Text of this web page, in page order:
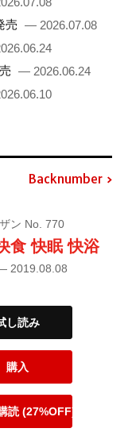
売 — 2026.07.08
— 2026.06.24
Backnumber
ン No. 770
食 快眠 快浴
2019.08.08
し読み
購入
読 (27%OFF)